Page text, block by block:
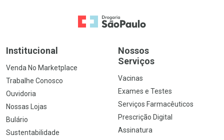
Ir para a Home
Institucional
Venda No Marketplace
Trabalhe Conosco
Ouvidoria
Nossas Lojas
Bulário
Sustentabilidade
Nossos
Serviços
Vacinas
Exames e Testes
Serviços Farmacêuticos
Prescrição Digital
Assinatura